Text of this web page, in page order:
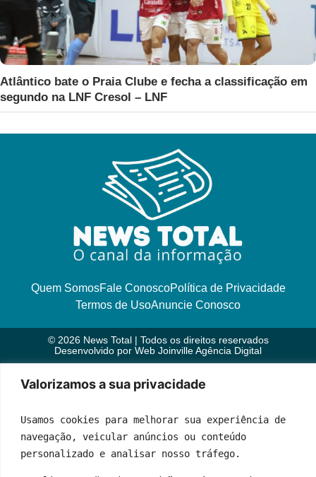
Valorizamos a sua privacidade
Usamos cookies para melhorar sua experiência de
navegação, veicular anúncios ou conteúdo
personalizado e analisar nosso tráfego.
Atlântico bate o Praia Clube e fecha a classificação em
segundo na LNF Cresol – LNF
Quem SomosFale ConoscoPolítica de Privacidade
Termos de UsoAnuncie Conosco
© 2026 News Total | Todos os direitos reservados
Desenvolvido por Web Joinville Agência Digital